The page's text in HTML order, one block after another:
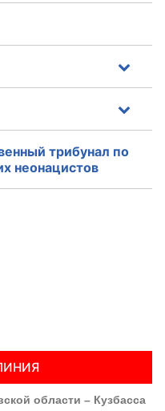
трибунал по
неонацистов
области – Кузбасса